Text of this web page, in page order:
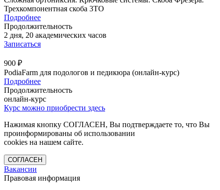
Трехкомпонентная скоба 3ТО
Подробнее
Продолжительность
2 дня, 20 академических часов
Записаться
900 ₽
PodiaFarm для подологов и педикюра (онлайн-курс)
Подробнее
Продолжительность
онлайн-курс
Курс можно приобрести здесь
Нажимая кнопку СОГЛАСЕН, Вы подтверждаете то, что Вы
проинформированы об использовании
cookies на нашем сайте.
СОГЛАСЕН
Вакансии
Правовая информация